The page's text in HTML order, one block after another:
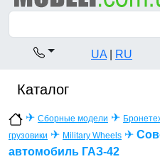
UA RU
Каталог
✈ Сборные модели ✈
грузовики ✈ Military Wheels ✈
автомобиль ГАЗ-42